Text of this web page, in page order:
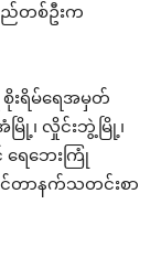
ည်တစ်ဦးက
စိုးရိမ်ရေအမှတ်
ြို့၊ လှိုင်းဘွဲ့မြို့၊
ရေဘေးကြုံ
င်တာနက်သတင်းစာ